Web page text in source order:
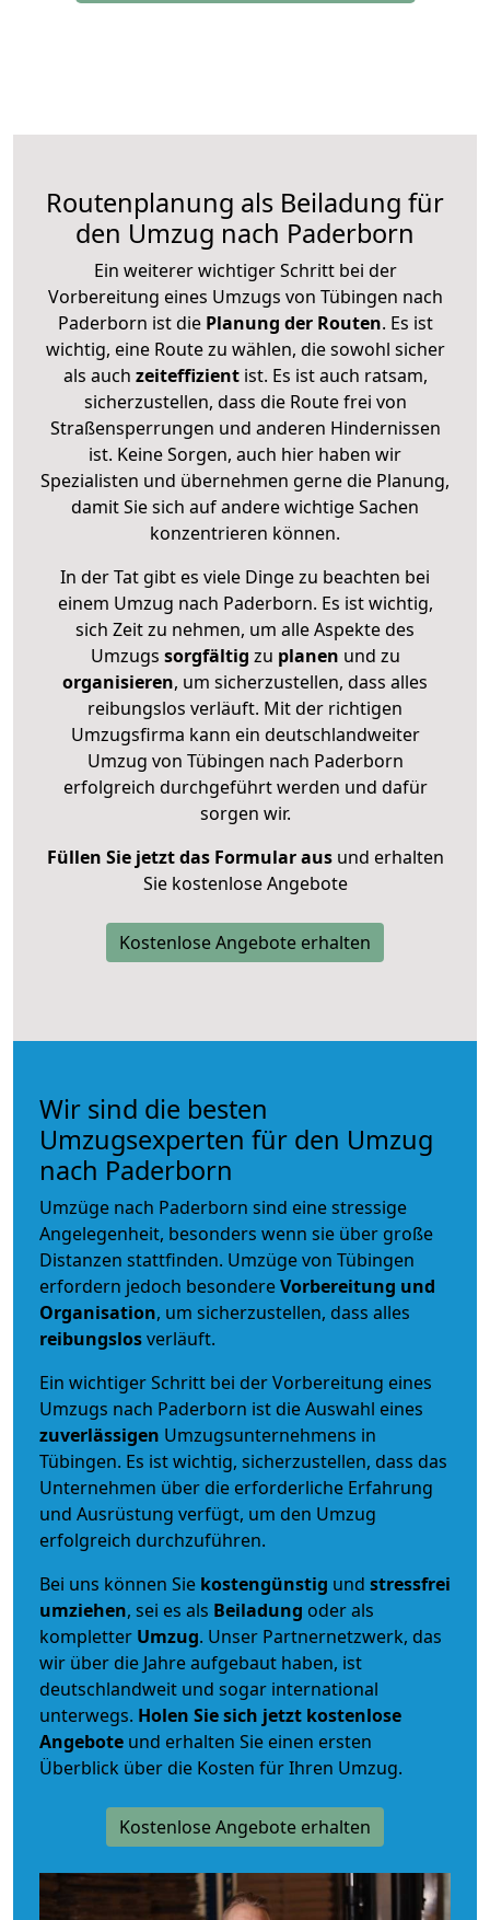
Routenplanung als Beiladung für
den Umzug nach Paderborn
Ein weiterer wichtiger Schritt bei der
Vorbereitung eines Umzugs von Tübingen nach
Paderborn ist diePlanung der Routen. Es ist
wichtig, eine Route zu wählen, die sowohl sicher
als auch zeiteffizientist. Es ist auch ratsam,
sicherzustellen, dass die Route frei von
Straßensperrungen und anderen Hindernissen
ist. Keine Sorgen, auch hier haben wir
Spezialisten und übernehmen gerne die Planung,
damit Sie sich auf andere wichtige Sachen
konzentrieren können.
In der Tat gibt es viele Dinge zu beachten bei
einem Umzug nach Paderborn. Es ist wichtig,
sich Zeit zu nehmen, um alle Aspekte des
Umzugs sorgfältig zu planen und zu
organisieren, um sicherzustellen, dass alles
reibungslos verläuft. Mit der richtigen
Umzugsfirma kann ein deutschlandweiter
Umzug von Tübingen nach Paderborn
erfolgreich durchgeführt werden und dafür
sorgen wir.
Füllen Sie jetzt das Formular ausund erhalten
Sie kostenlose Angebote
Kostenlose Angebote erhalten
Wir sind die besten
Umzugsexperten für den Umzug
nach Paderborn
Umzüge nach Paderborn sind eine stressige
Angelegenheit, besonders wenn sie über große
Distanzen stattfinden. Umzüge von Tübingen
erfordern jedoch besondereVorbereitung und
Organisation, um sicherzustellen, dass alles
reibungslosverläuft.
Ein wichtiger Schritt bei der Vorbereitung eines
Umzugs nach Paderborn ist die Auswahl eines
zuverlässigen Umzugsunternehmens in
Tübingen. Es ist wichtig, sicherzustellen, dass das
Unternehmen über die erforderliche Erfahrung
und Ausrüstung verfügt, um den Umzug
erfolgreich durchzuführen.
Bei uns können Sie kostengünstig und stressfrei
umziehen, sei es als Beiladung oder als
kompletter Umzug. Unser Partnernetzwerk, das
wir über die Jahre aufgebaut haben, ist
deutschlandweit und sogar international
unterwegs. Holen Sie sich jetzt kostenlose
Angebote und erhalten Sie einen ersten
Überblick über die Kosten für Ihren Umzug.
Kostenlose Angebote erhalten